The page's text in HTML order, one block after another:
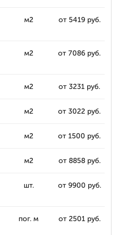
м2 от 5419 руб.
м2 от 7086 руб.
м2 от 3231 руб.
м2 от 3022 руб.
м2 от 1500 руб.
м2 от 8858 руб.
шт. от 9900 руб.
пог. м от 2501 руб.